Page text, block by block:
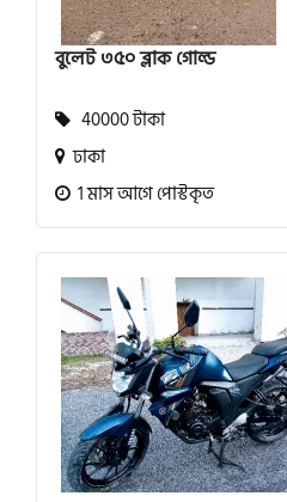
বুলেট ৩৫০ ব্লাক গোল্ড
40000 টাকা
ঢাকা
1 মাস আগে পোস্টকৃত